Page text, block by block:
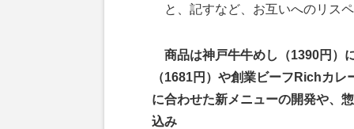
と、記すなど、お互いへのリス
商品は神戸牛牛めし（1390円）
（1681円）や創業ビーフRichカ
に合わせた新メニューの開発や、
込み